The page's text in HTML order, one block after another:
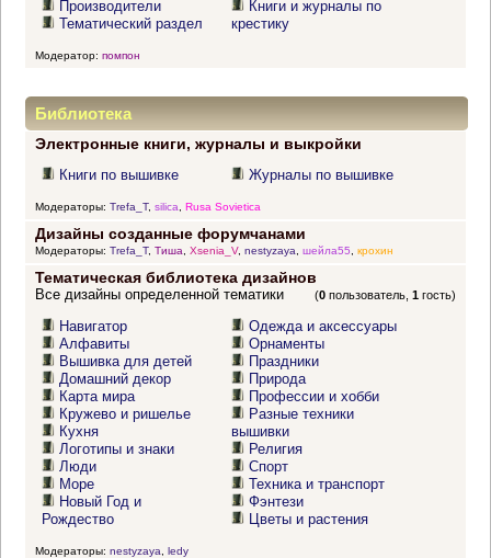
Производители
Тематический раздел
Книги и журналы по
крестику
Модератор: помпон
Библиотека
Электронные книги, журналы и выкройки
Книги по вышивке Журналы по вышивке
Модераторы: Trefa_T, silica Rusa Sovietica
Дизайны созданные форумчанами
Модераторы: Trefa_T, Тиша, Xsenia_V, nestyzaya, шейла55, крохин
Тематическая библиотека дизайнов
(0 пользователь,1 гость)
Все дизайны определенной тематики
Навигатор
Алфавиты
Вышивка для детей
Домашний декор
Карта мира
Кружево и ришелье
Кухня
Логотипы и знаки
Люди
Море
Новый Год и
Рождество
Одежда и аксессуары
Орнаменты
Праздники
Природа
Профессии и хобби
Разные техники
вышивки
Религия
Спорт
Техника и транспорт
Фэнтези
Цветы и растения
Модераторы: nestyzaya ledy